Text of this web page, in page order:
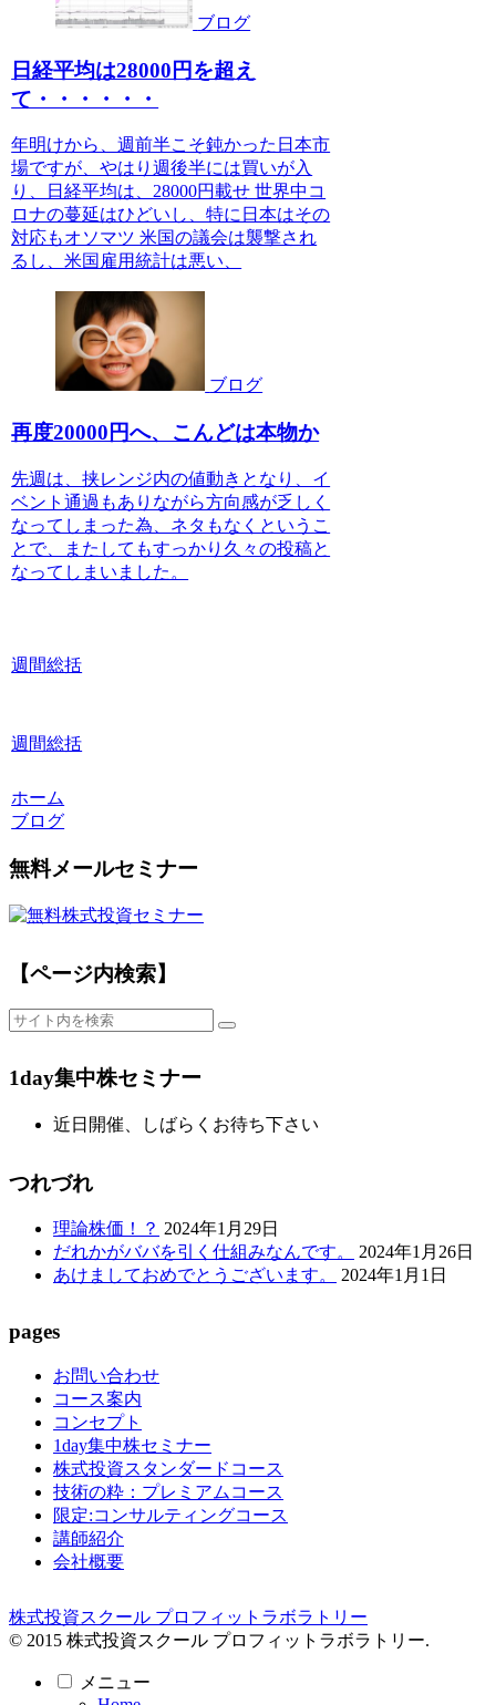
ブログ
日経平均は28000円を超え
て・・・・・・
年明けから、週前半こそ鈍かった日本市
場ですが、やはり週後半には買いが入
り、日経平均は、28000円載せ 世界中コ
ロナの蔓延はひどいし、特に日本はその
対応もオソマツ 米国の議会は襲撃され
るし、米国雇用統計は悪い、
ブログ
再度20000円へ、こんどは本物か
先週は、挟レンジ内の値動きとなり、イ
ベント通過もありながら方向感が乏しく
なってしまった為、ネタもなくというこ
とで、またしてもすっかり久々の投稿と
なってしまいました。
週間総括
週間総括
ホーム
ブログ
無料メールセミナー
【ページ内検索】
1day集中株セミナー
近日開催、しばらくお待ち下さい
つれづれ
理論株価！？ 2024年1月29日
だれかがババを引く仕組みなんです。
2024年1月26日
あけましておめでとうございます。
2024年1月1日
pages
お問い合わせ
コース案内
コンセプト
1day集中株セミナー
株式投資スタンダードコース
技術の粋：プレミアムコース
限定:コンサルティングコース
講師紹介
会社概要
株式投資スクール プロフィットラボラトリー
© 2015 株式投資スクール プロフィットラボラトリー.
メニュー